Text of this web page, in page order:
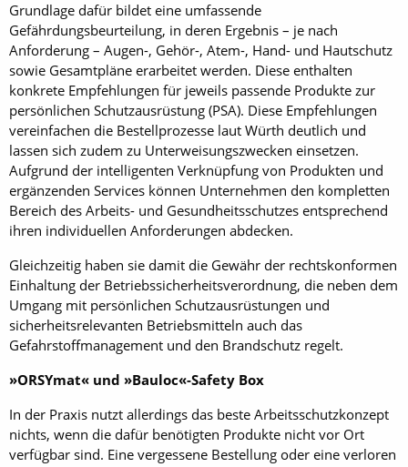
Grundlage dafür bildet eine umfassende
Gefährdungsbeurteilung, in deren Ergebnis – je nach
Anforderung – Augen-, Gehör-, Atem-, Hand- und Hautschutz
sowie Gesamtpläne erarbeitet werden. Diese enthalten
konkrete Empfehlungen für jeweils passende Produkte zur
persönlichen Schutzausrüstung (PSA). Diese Empfehlungen
vereinfachen die Bestellprozesse laut Würth deutlich und
lassen sich zudem zu Unterweisungszwecken einsetzen.
Aufgrund der intelligenten Verknüpfung von Produkten und
ergänzenden Services können Unternehmen den kompletten
Bereich des Arbeits- und Gesundheitsschutzes entsprechend
ihren individuellen Anforderungen abdecken.
Gleichzeitig haben sie damit die Gewähr der rechtskonformen
Einhaltung der Betriebssicherheitsverordnung, die neben dem
Umgang mit persönlichen Schutzausrüstungen und
sicherheitsrelevanten Betriebsmitteln auch das
Gefahrstoffmanagement und den Brandschutz regelt.
»ORSYmat« und »Bauloc«-Safety Box
In der Praxis nutzt allerdings das beste Arbeitsschutzkonzept
nichts, wenn die dafür benötigten Produkte nicht vor Ort
verfügbar sind. Eine vergessene Bestellung oder eine verloren